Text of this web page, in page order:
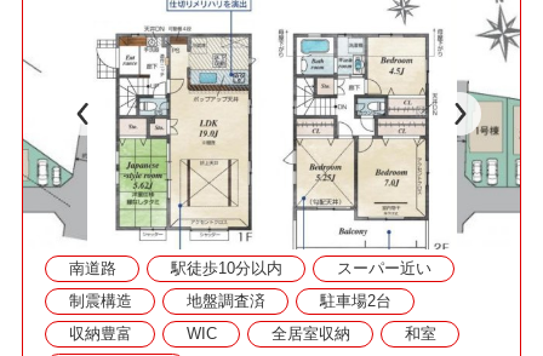
カードキー！
■「耐震+制震」ダンパー標準装備の地震に強い
新築戸建！
□資料請求・見学予約などお気軽にご利用くださ
南道路 駅徒歩10分以内
スーパー近い
制震構造
地盤調査済
駐車場2台
収納豊富
WIC 全居室収納
和室